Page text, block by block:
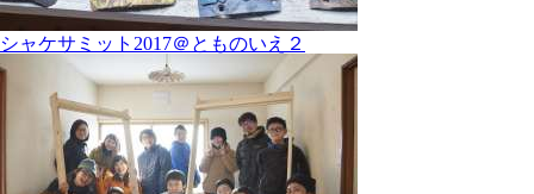
シャケサミット2017＠とものいえ２